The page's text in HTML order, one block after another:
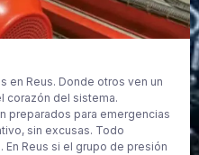
en Reus. Donde otros ven un
corazón del sistema.
preparados para emergencias
sin excusas. Todo
Reus si el grupo de presión